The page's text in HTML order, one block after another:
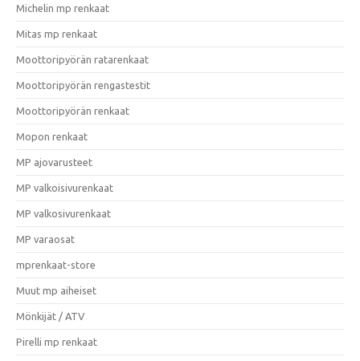
Michelin mp renkaat
Mitas mp renkaat
Moottoripyörän ratarenkaat
Moottoripyörän rengastestit
Moottoripyörän renkaat
Mopon renkaat
MP ajovarusteet
MP valkoisivurenkaat
MP valkosivurenkaat
MP varaosat
mprenkaat-store
Muut mp aiheiset
Mönkijät / ATV
Pirelli mp renkaat